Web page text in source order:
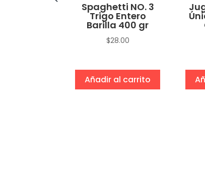
Spaghetti NO. 3
Trigo Entero
Barilla 400 gr
$28.00
Añadir al carrito